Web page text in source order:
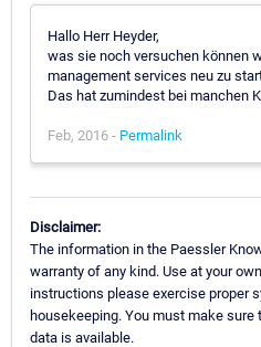
Hallo Herr Heyder,
was sie noch versuchen können
management services neu zu
Das hat zumindest bei manchen
Feb, 2016 - Permalink
Disclaimer:
The information in the Paessler
warranty of any kind. Use at your
instructions please exercise proper
housekeeping. You must make
data is available.